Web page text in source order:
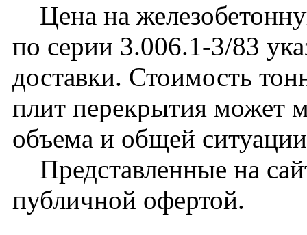
Цена на
по серии 3.006.1-3/83
доставки. Стоимость
плит перекрытия может
объема и общей
Представленные на
публичной офертой.